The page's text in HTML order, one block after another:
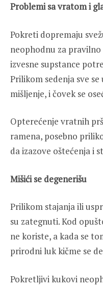
Problemi sa vratom i
Pokreti dopremaju
neophodnu za
izvesne supstance
Prilikom sedenja sve
mišljenje, i čovek se
Opterećenje vratnih
ramena, posebno
da izazove oštećenja i
Mišići se degenerišu
Prilikom stajanja ili
su zategnuti. Kod
ne koriste, a kada se
prirodni luk kičme se
Pokretljivi kukovi